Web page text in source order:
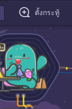
ตั้งกระทู้